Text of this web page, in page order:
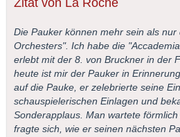
Die Pauker können mehr sein als
Orchesters". Ich habe die
erlebt mit der 8. von Bruckner in der
heute ist mir der Pauker in
auf die Pauke, er zelebrierte seine
schauspielerischen Einlagen und
Sonderapplaus. Man wartete
fragte sich, wie er seinen nächsten